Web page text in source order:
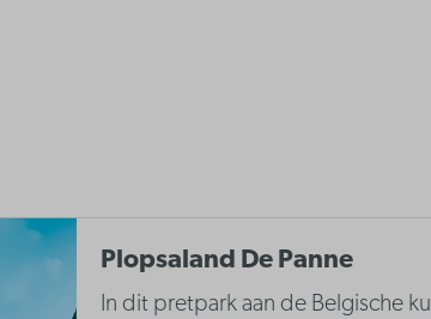
Plopsaland De Panne
In dit pretpark aan de Belgische